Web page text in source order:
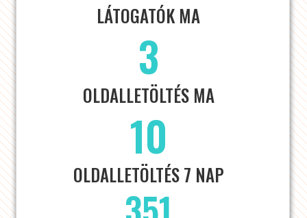
LÁTOGATÓK MA
3
OLDALLETÖLTÉS MA
10
OLDALLETÖLTÉS 7 NAP